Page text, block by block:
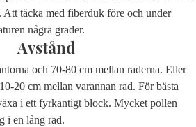
Att täcka med fiberduk före och under
några grader.
Avstånd
och 70-80 cm mellan raderna. Eller
20 cm mellan varannan rad. För bästa
i ett fyrkantigt block. Mycket pollen
i en lång rad.